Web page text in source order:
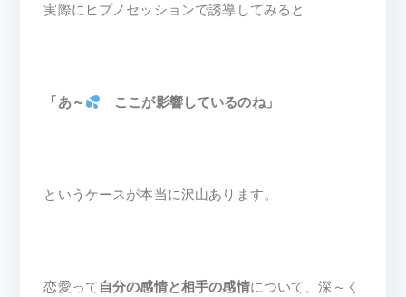
実際にヒプノセッションで誘導してみると
「あ～ ここが影響しているのね」
というケースが本当に沢山あります。
恋愛って 自分の感情と相手の感情について、深～く